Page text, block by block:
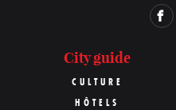
City guide
CULTURE
HÔTELS